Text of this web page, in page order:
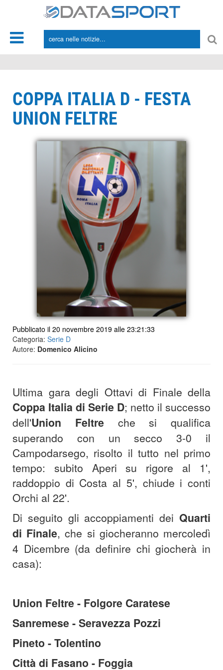
COPPA ITALIA D - FESTA
UNION FELTRE
Pubblicato il 20 novembre 2019 alle 23:21:33
Categoria: Serie D
Autore: Domenico Alicino
Ultima gara degli Ottavi di Finale della
Coppa Italia di Serie D; netto il successo
dell'Union Feltreche si qualifica
superando con un secco 3-0 il
Campodarsego, risolto il tutto nel primo
tempo: subito Aperi su rigore al 1',
raddoppio di Costa al 5', chiude i conti
Orchi al 22'.
Di seguito gli accoppiamenti dei Quarti
di Finale, che si giocheranno mercoledì
4 Dicembre (da definire chi giocherà in
casa):
Union Feltre - Folgore Caratese
Sanremese - Seravezza Pozzi
Pineto - Tolentino
Città di Fasano - Foggia